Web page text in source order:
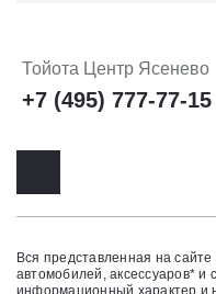
Тойота Центр Ясенево
+7 (495) 777-77-15
Вся представленная на
автомобилей, аксессуаров* и